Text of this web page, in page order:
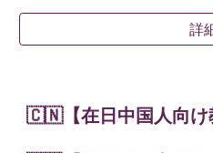
詳
🇨🇳【在日中国人向け